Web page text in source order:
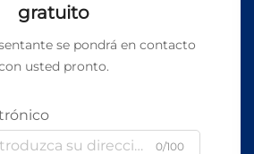
gratuito
se pondrá en contacto
usted pronto.
0/100